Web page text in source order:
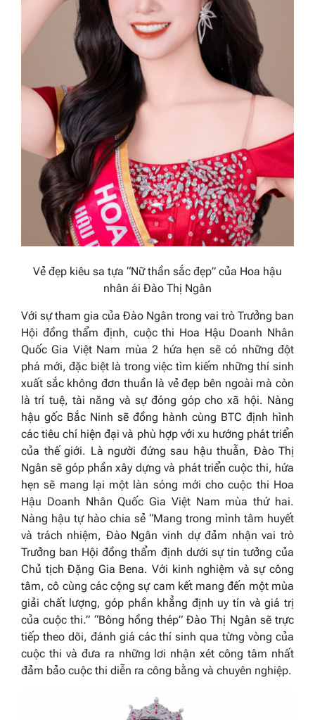
Vẻ đẹp kiêu sa tựa “Nữ thần sắc đẹp” của Hoa hậu
nhân ái Đào Thị Ngân
Với sự tham gia của Đào Ngân trong vai trò Trưởng ban
Hội đồng thẩm định, cuộc thi Hoa Hậu Doanh Nhân
Quốc Gia Việt Nam mùa 2 hứa hẹn sẽ có những đột
phá mới, đặc biệt là trong việc tìm kiếm những thí sinh
xuất sắc không đơn thuần là vẻ đẹp bên ngoài mà còn
là trí tuệ, tài năng và sự đóng góp cho xã hội. Nàng
hậu gốc Bắc Ninh sẽ đồng hành cùng BTC định hình
các tiêu chí hiện đại và phù hợp với xu hướng phát triển
của thế giới. Là người đứng sau hậu thuẫn, Đào Thị
Ngân sẽ góp phần xây dựng và phát triển cuộc thi, hứa
hẹn sẽ mang lại một làn sóng mới cho cuộc thi Hoa
Hậu Doanh Nhân Quốc Gia Việt Nam mùa thứ hai.
Nàng hậu tự hào chia sẻ “Mang trong mình tâm huyết
và trách nhiệm, Đào Ngân vinh dự đảm nhận vai trò
Trưởng ban Hội đồng thẩm định dưới sự tin tưởng của
Chủ tịch Đặng Gia Bena. Với kinh nghiệm và sự công
tâm, cô cùng các cộng sự cam kết mang đến một mùa
giải chất lượng, góp phần khẳng định uy tín và giá trị
của cuộc thi.” “Bông hồng thép” Đào Thị Ngân sẽ trực
tiếp theo dõi, đánh giá các thí sinh qua từng vòng của
cuộc thi và đưa ra những lơi nhận xét công tâm nhất
đảm bảo cuộc thi diễn ra công bằng và chuyên nghiệp.